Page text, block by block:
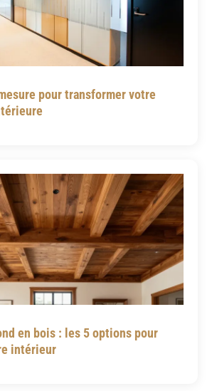
pour transformer votre
en bois : les 5 options pour
intérieur